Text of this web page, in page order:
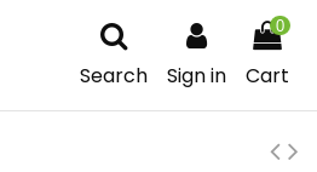
Search
Sign in
0
Cart